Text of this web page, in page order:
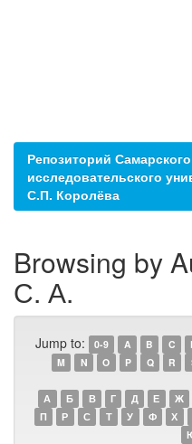
Репозиторий
исследовательского
С.П. Королёва
Browsing by
С. А.
Jump to: 0-9 A B C
M
N O P Q R
А Б В Г Д Е Ж
П
Р С Т У Ф Х